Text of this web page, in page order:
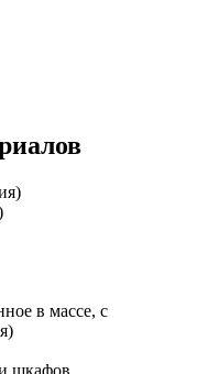
в массе, с
шкафов